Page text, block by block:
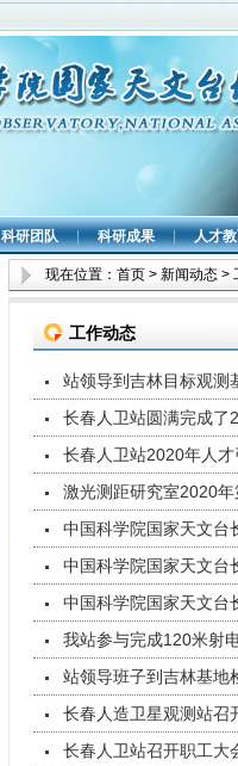
科研团队 | 科研成果 | 人才
现在位置： 首页 > 新闻动态 >
工作动态
站领导到吉林目标观测
长春人卫站圆满完成了
长春人卫站2020年人
激光测距研究室2020
中国科学院国家天文台
中国科学院国家天文台
中国科学院国家天文台
我站参与完成120米射
站领导班子到吉林基地
长春人造卫星观测站召
长春人卫站召开职工大